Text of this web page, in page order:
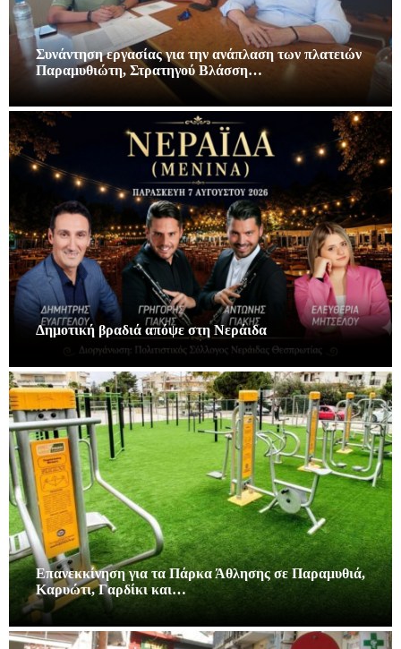
Συνάντηση εργασίας για την ανάπλαση των πλατειών
Παραμυθιώτη, Στρατηγού Βλάσση…
Δημοτική βραδιά απόψε στη Νεράιδα
Επανεκκίνηση για τα Πάρκα Άθλησης σε Παραμυθιά,
Καρυώτι, Γαρδίκι και…